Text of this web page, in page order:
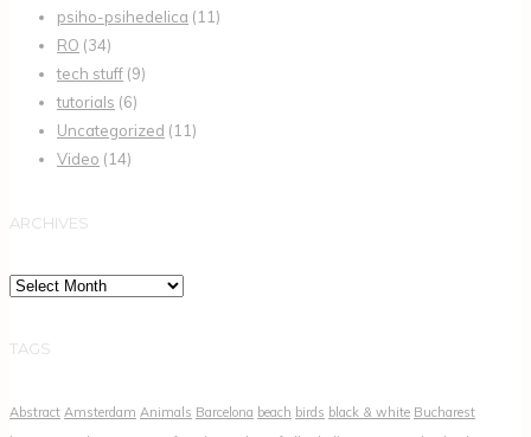
psiho-psihedelica (11)
RO (34)
tech stuff (9)
tutorials (6)
Uncategorized (11)
Video (14)
ARCHIVES
Archives
TAGS
Abstract Amsterdam Animals Barcelona beach birds black & white Bucharest